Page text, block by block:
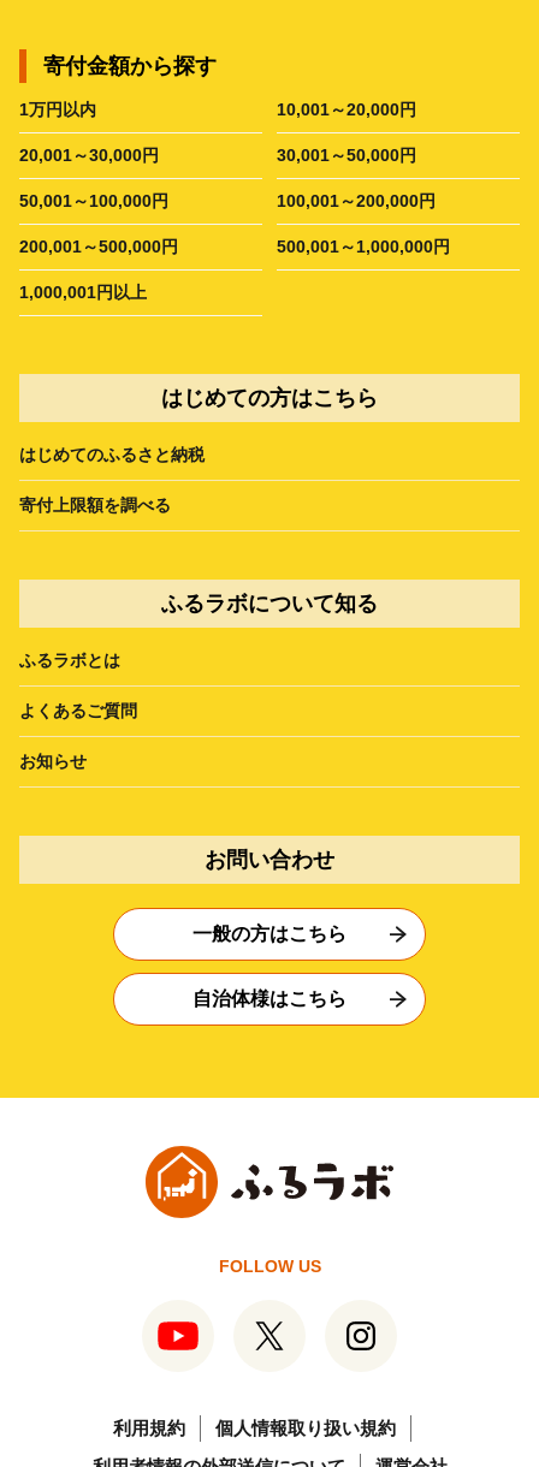
寄付金額から探す
1万円以内 10,001～20,000円
20,001～30,000円 30,001～50,000円
50,001～100,000円 100,001～200,000円
200,001～500,000円 500,001～1,000,000円
1,000,001円以上
はじめての方はこちら
はじめてのふるさと納税
寄付上限額を調べる
ふるラボについて知る
ふるラボとは
よくあるご質問
お知らせ
お問い合わせ
一般の方はこちら
自治体様はこちら
FOLLOW US
利用規約
個人情報取り扱い規約